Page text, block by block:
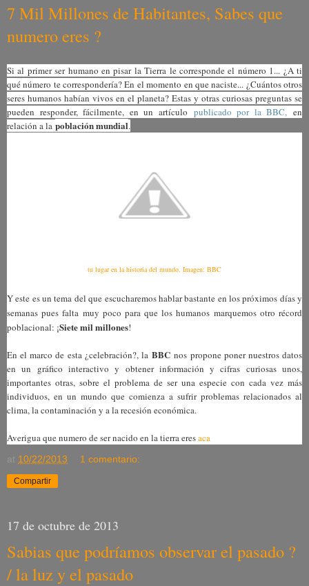
7 Mil Millones de Habitantes, Sabes que
numero eres ?
Si al primer ser humano en pisar la Tierra le corresponde el número 1... ¿A ti
qué número te correspondería? En el momento en que naciste... ¿Cuántos otros
seres humanos habían vivos en el planeta? Estas y otras curiosas preguntas se
pueden responder, fácilmente, en un artículo publicado por la BBC, en
relación a la población mundial.
tu lugar en la historia del mundo. Imagen: BBC
Y este es un tema del que escucharemos hablar bastante en los próximos días y
semanas pues falta muy poco para que los humanos marquemos otro récord
poblacional: ¡Siete mil millones!
En el marco de esta ¿celebración?, laBBC nos propone poner nuestros datos
en un gráfico interactivo y obtener información y cifras curiosas unos,
importantes otras, sobre el problema de ser una especie con cada vez más
individuos, en un mundo que comienza a sufrir problemas relacionados al
clima, la contaminación y a la recesión económica.
Averigua que numero de ser nacido en la tierra eresaca
at 10/22/2013 1 comentario:
Compartir
17 de octubre de 2013
Sabias que podríamos observar el pasado ?
/ la luz y el pasado